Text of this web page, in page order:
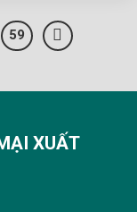
59
XUẤT